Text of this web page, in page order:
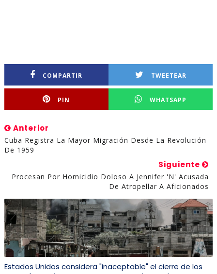
COMPARTIR TWEETEAR
PIN WHATSAPP
Anterior
Cuba Registra La Mayor Migración Desde La Revolución
De 1959
Siguiente
Procesan Por Homicidio Doloso A Jennifer 'N' Acusada
De Atropellar A Aficionados
Estados Unidos considera "inaceptable" el cierre de los